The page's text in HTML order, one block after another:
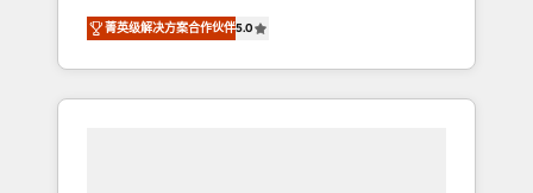
offices and 175+ employees.
business. As an Elite HubSpot Solutions
Partner, we specialize in creating tailored,
end-to-end CRM solutions that accelerate
growth, improve operational efficiency, and
菁英级解决方案合作伙伴5.0